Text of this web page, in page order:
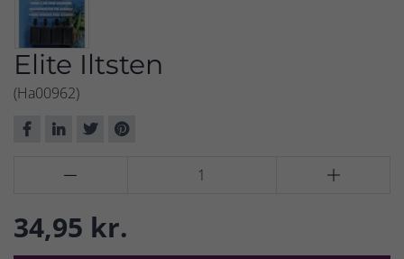
Elite Iltsten
(Ha00962)
 
34,95 kr.